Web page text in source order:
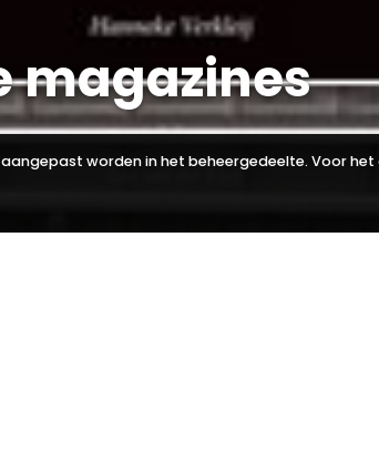
magazines
worden in het beheergedeelte. Voor